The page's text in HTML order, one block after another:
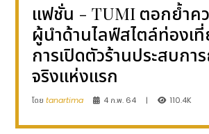
แฟชั่น - TUMI ตอกย้ำค
ผู้นำด้านไลฟ์สไตล์ท่องเ
การเปิดตัวร้านประสบกา
จริงแห่งแรก
โดยtanartima 4 ก.พ. 64 | 110.4K